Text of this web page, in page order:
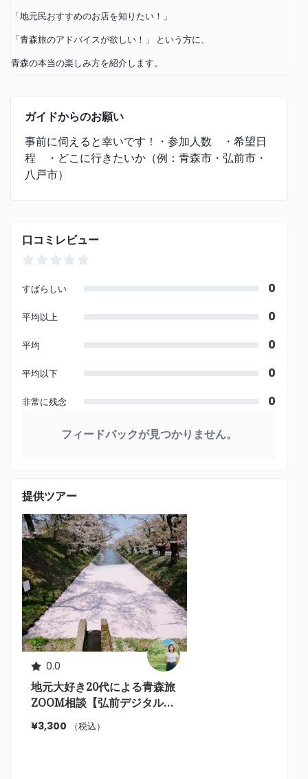
「地元民おすすめのお店を知りたい！」
「青森旅のアドバイスが欲しい！」 という方に、
青森の本当の楽しみ方を紹介します。
ガイドからのお願い
事前に伺えると幸いです！・参加人数 ・希望日
程 ・どこに行きたいか（例：青森市・弘前市・
八戸市）
口コミレビュー
すばらしい 0
平均以上 0
平均 0
平均以下 0
非常に残念 0
フィードバックが見つかりません。
提供ツアー
0.0
地元大好き20代による青森旅
ZOOM相談【弘前デジタルガ
イドブック付】
¥3,300 （税込）